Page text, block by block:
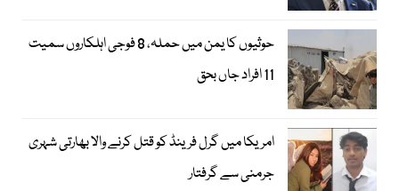
حوثیوں کا یمن میں حملہ، 8 فوجی اہلکاروں سمیت
11 افراد جاں بحق
امریکا میں گرل فرینڈ کو قتل کرنے والا بھارتی شہری
جرمنی سے گرفتار